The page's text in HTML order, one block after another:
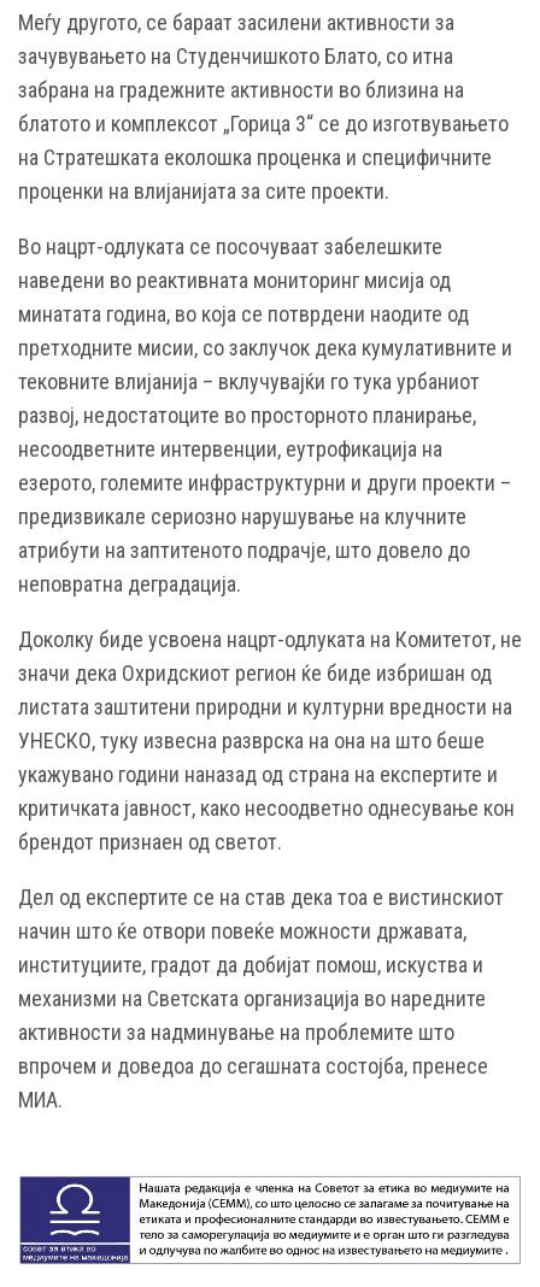
Меѓу другото, се бараат засилени активности за
зачувувањето на Студенчишкото Блато, со итна
забрана на градежните активности во близина на
блатото и комплексот „Горица 3“ се до изготвувањето
на Стратешката еколошка проценка и специфичните
проценки на влијанијата за сите проекти.
Во нацрт-одлуката се посочуваат забелешките
наведени во реактивната мониторинг мисија од
минатата година, во која се потврдени наодите од
претходните мисии, со заклучок дека кумулативните и
тековните влијанија – вклучувајќи го тука урбаниот
развој, недостатоците во просторното планирање,
несоодветните интервенции, еутрофикација на
езерото, големите инфраструктурни и други проекти –
предизвикале сериозно нарушување на клучните
атрибути на заптитеното подрачје, што довело до
неповратна деградација.
Доколку биде усвоена нацрт-одлуката на Комитетот, не
значи дека Охридскиот регион ќе биде избришан од
листата заштитени природни и културни вредности на
УНЕСКО, туку извесна разврска на она на што беше
укажувано години наназад од страна на експертите и
критичката јавност, како несоодветно однесување кон
брендот признаен од светот.
Дел од експертите се на став дека тоа е вистинскиот
начин што ќе отвори повеќе можности државата,
институциите, градот да добијат помош, искуства и
механизми на Светската организација во наредните
активности за надминување на проблемите што
впрочем и доведоа до сегашната состојба, пренесе
МИА.